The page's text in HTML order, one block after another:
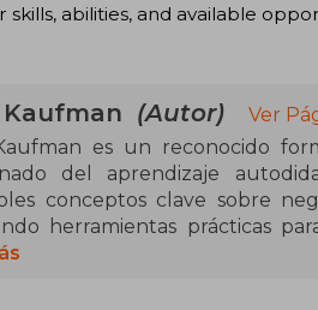
skills, abilities, and available
Kaufman (Autor)
Ver
es un reconocido
del aprendizaje
conceptos clave sobre
herramientas prácticas
mejorar sus habilidades